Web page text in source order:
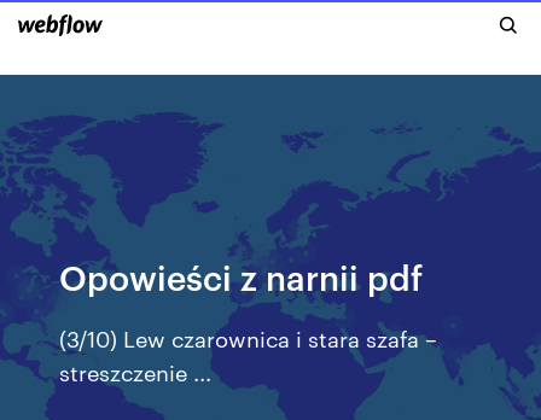
Opowieści z narnii pdf
(3/10) Lew czarownica i stara szafa –
streszczenie ...